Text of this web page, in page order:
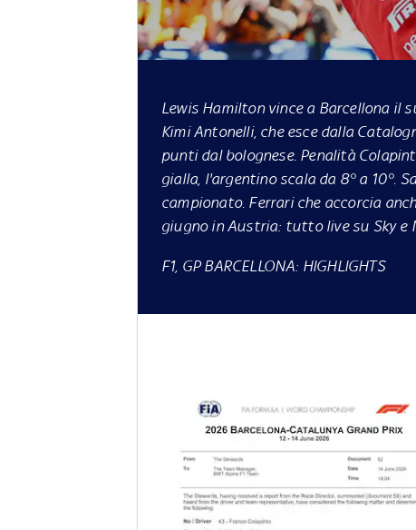
Lewis Hamilton vince a Barcellona il
Kimi Antonelli, che esce dalla
punti dal bolognese. Penalità
gialla, l'argentino scala da 8° a 10°.
campionato. Ferrari che accorcia
giugno in Austria: tutto live su Skye
F1, GP BARCELLONA: HIGHLIGHTS